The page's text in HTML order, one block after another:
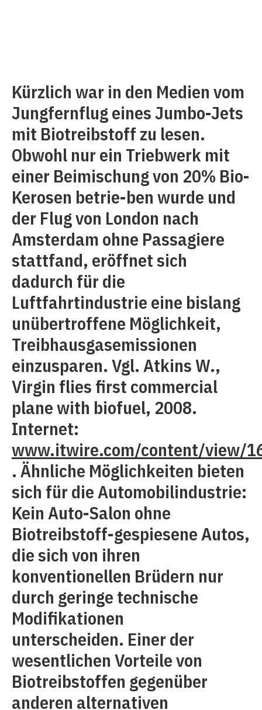
Kürzlich war in den Medien vom
Jungfernflug eines Jumbo-Jets
mit Biotreibstoff zu lesen.
Obwohl nur ein Triebwerk mit
einer Beimischung von 20% Bio-
Kerosen betrie-ben wurde und
der Flug von London nach
Amsterdam ohne Passagiere
stattfand, eröffnet sich
dadurch für die
Luftfahrtindustrie eine bislang
unübertroffene Möglichkeit,
Treibhausgasemissionen
einzusparen. Vgl. Atkins W.,
Virgin flies first commercial
plane with biofuel, 2008.
Internet:
www.itwire.com/content/view/
. Ähnliche Möglichkeiten bieten
sich für die Automobilindustrie:
Kein Auto-Salon ohne
Biotreibstoff-gespiesene Autos,
die sich von ihren
konventionellen Brüdern nur
durch geringe technische
Modifikationen
unterscheiden. Einer der
wesentlichen Vorteile von
Biotreibstoffen gegenüber
anderen alternativen